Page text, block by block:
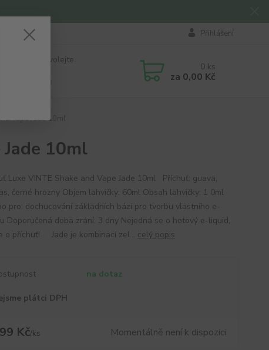
Přihlášení
si rady? Zavolejte.
0 ks
za 0,00 Kč
Vape Jade 10ml
10ml
Luxe VINTE Shake and Vape Jade 10ml Příchuť: guava,
černé hrozny Objem lahvičky: 60ml Obsah lahvičky: 1 0ml
pro: dochucování základních bází pro tvorbu vlastního e-
Doporučená doba zrání: 3 dny Nejedná se o hotový e-liquid,
o příchuť! Jade je kombinací zel... celý popis
na dotaz
plátci DPH
Kč/ks Momentálně není k dispozici